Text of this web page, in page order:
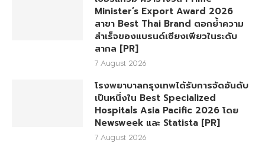
Minister’s Export Award 2026
สาขา Best Thai Brand ตอกย้ำความ
สำเร็จของแบรนด์เซียงเพียวในระดับ
สากล [PR]
7 August 2026
โรงพยาบาลกรุงเทพได้รับการจัดอันดับ
เป็นหนึ่งใน Best Specialized
Hospitals Asia Pacific 2026 โดย
Newsweek และ Statista [PR]
7 August 2026